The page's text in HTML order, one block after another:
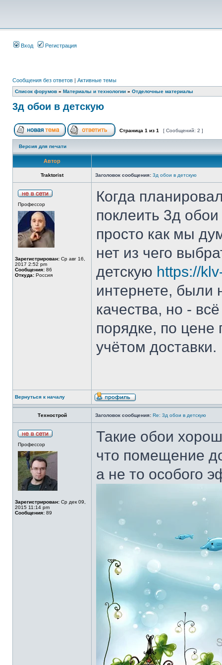
Вход Регистрация
Сообщения без ответов | Активные темы
Список форумов » Материалы и технологии » Отделочные материалы
3д обои в детскую
Страница 1 из 1 [ Сообщений: 2 ]
Версия для печати
Автор
Traktorist Заголовок сообщения: 3д обои в детскую
Профессор
Зарегистрирован: Ср авг 16,
2017 2:52 pm
Сообщения: 86
Откуда: Россия
Когда
поклеить 3д
просто как мы
нет из чего
детскую https://
интернете, были
качества, но -
порядке, по
учётом доставки.
Вернуться к началу
Технострой Заголовок сообщения: Re: 3д обои в детскую
Профессор
Зарегистрирован: Ср дек 09,
2015 11:14 pm
Сообщения: 89
Такие обои
что помещение
а не то особого